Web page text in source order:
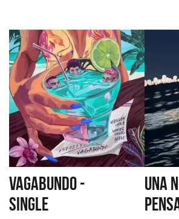
VAGABUNDO -
SINGLE
UNA